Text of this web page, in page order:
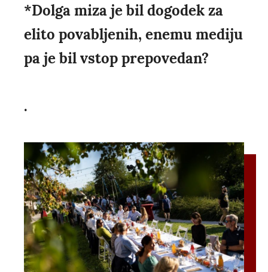
*Dolga miza je bil dogodek za
elito povabljenih, enemu mediju
pa je bil vstop prepovedan?
.